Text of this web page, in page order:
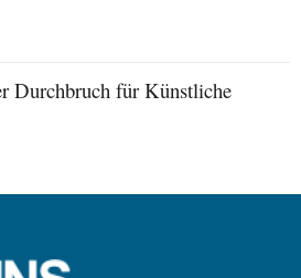
Durchbruch für Künstliche